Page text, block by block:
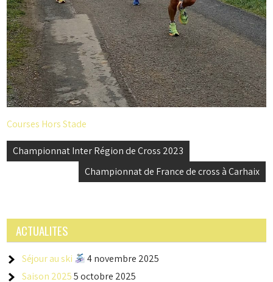
Courses Hors Stade
Navigation
Championnat Inter Région de Cross 2023
Championnat de France de cross à Carhaix
ACTUALITES
Séjour au ski
4 novembre 2025
Saison 2025 5 octobre 2025